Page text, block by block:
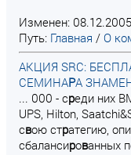
Изменен: 08.12.2005
Путь: Главная / О
АКЦИЯ SRC:
СЕМИНАРА
... 000 - среди них
UPS, Hilton,
свою стратегию, опи
сбалансированных